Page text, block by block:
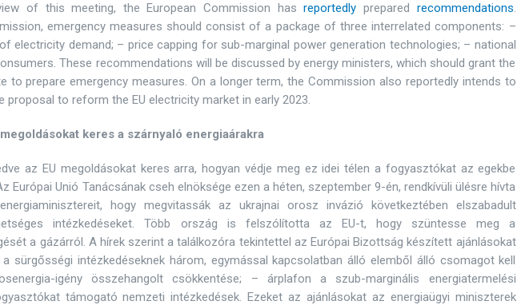
of this meeting, the European Commission hasreportedly prepared recommendations.
emergency measures should consist of a package of three interrelated components: –
electricity demand; – price capping for sub-marginal power generation technologies; – national
These recommendations will be discussed by energy ministers, which should grant the
to prepare emergency measures. On a longer term, the Commission also reportedly intends to
proposal to reform the EU electricity market in early 2023.
keres a szárnyaló energiaárakra
az EU megoldásokat keres arra, hogyan védje meg ez idei télen a fogyasztókat az egekbe
Európai Unió Tanácsának cseh elnöksége ezen a héten, szeptember 9-én, rendkívüli ülésre hívta
hogy megvitassák az ukrajnai orosz invázió következtében elszabadult
intézkedéseket. Több ország is felszólította az EU-t, hogy szüntesse meg a
a gázárról. A hírek szerint a találkozóra tekintettel az Európai Bizottság készített ajánlásokat
sürgősségi intézkedéseknek három, egymással kapcsolatban álló elemből álló csomagot kell
igény összehangolt csökkentése; – árplafon a szub-marginális energiatermelési
támogató nemzeti intézkedések. Ezeket az ajánlásokat az energiaügyi miniszterek